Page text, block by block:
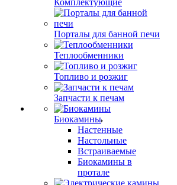
Комплектующие
Порталы для банной печи
Теплообменники
Топливо и розжиг
Запчасти к печам
Биокамины
Настенные
Настольные
Встраиваемые
Биокамины в
протале